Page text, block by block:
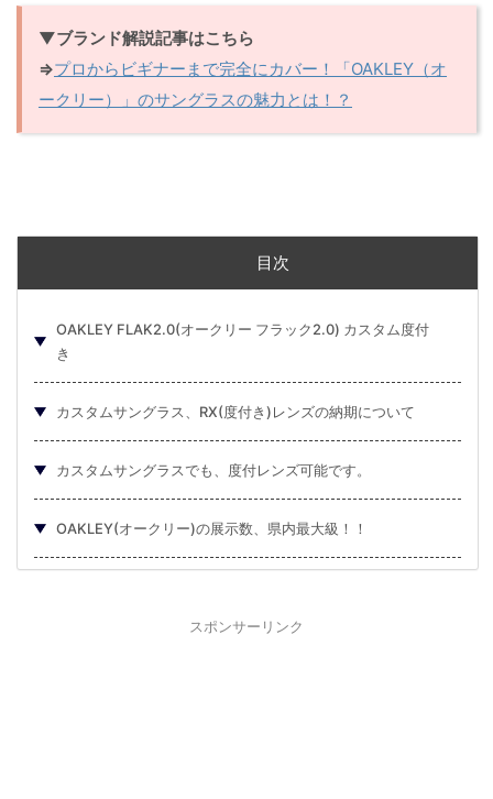
▼ブランド解説記事はこちら
⇒プロからビギナーまで完全にカバー！「OAKLEY（オ
ークリー）」のサングラスの魅力とは！？
目次
OAKLEY FLAK2.0(オークリー フラック2.0) カスタム度付
き
カスタムサングラス、RX(度付き)レンズの納期について
カスタムサングラスでも、度付レンズ可能です。
OAKLEY(オークリー)の展示数、県内最大級！！
スポンサーリンク